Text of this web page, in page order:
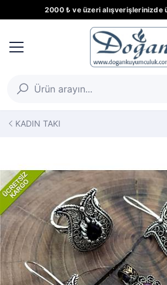
2000 ₺ ve üzeri alışverişlerinizde
KADIN TAKI